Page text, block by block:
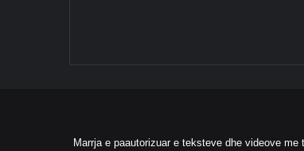
Marrja e paautorizuar e teksteve dhe videove